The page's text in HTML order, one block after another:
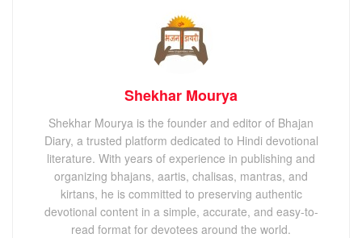
Shekhar Mourya
Shekhar Mourya is the founder and editor of Bhajan
Diary, a trusted platform dedicated to Hindi devotional
literature. With years of experience in publishing and
organizing bhajans, aartis, chalisas, mantras, and
kirtans, he is committed to preserving authentic
devotional content in a simple, accurate, and easy-to-
read format for devotees around the world.